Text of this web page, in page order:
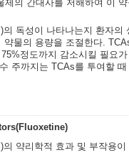
의 간대사를 저해하여 이
독성이 나타나는지 환자의
물의 용량을 조절한다.
정도까지 감소시킬 필요
주까지는 TCAs를 투여할 때
약리학적 효과 및 부작용이